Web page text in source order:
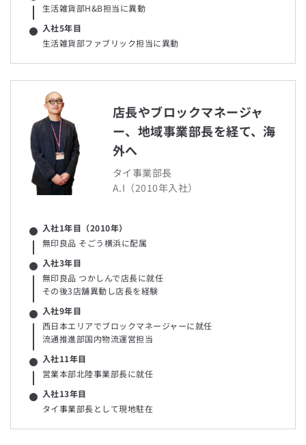
生活雑貨部H&B担当に異動
入社5年目
生活雑貨部ファブリック担当に異動
店長やブロックマネージャ
ー、地域事業部長を経て、海
外へ
タイ事業部長
A.I（2010年入社）
入社1年目（2010年）
無印良品 そごう横浜に配属
入社3年目
無印良品 つかしんで店長に就任
その後3店舗異動し店長を経験
入社9年目
西日本エリアでブロックマネージャーに就任
流通推進部国内物流運営担当
入社11年目
営業本部北陸事業部長に就任
入社13年目
タイ事業部長として現地駐在